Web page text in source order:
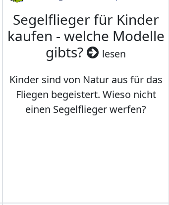
Segelflieger für Kinder
kaufen - welche Modelle
gibts?
lesen
Kinder sind von Natur aus für das
Fliegen begeistert. Wieso nicht
einen Segelflieger werfen?